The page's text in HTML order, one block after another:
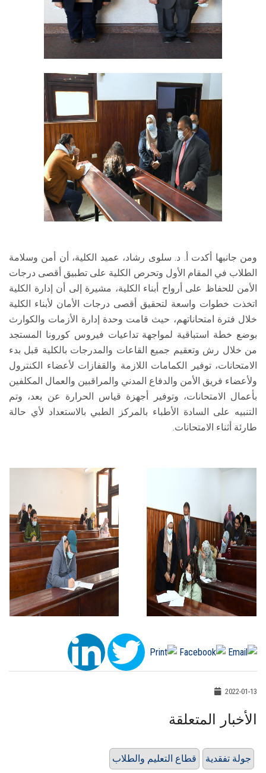
ومن جانبها أكدت أ. د. سلوى رشاد، عميد الكلية، أن أمن وسلامة
الطلاب في المقام الأول وتحرص الكلية على تطبيق أقصى درجات
الأمن للحفاظ على أرواح أبناء الكلية، مشيرة إلى أن إدارة الكلية
اتخذت خطوات واسعة لتحقيق أقصى درجات الأمان لأبناء الكلية
خلال فترة امتحاناتهم، حيث قامت وحدة إدارة الأزمات والكوارث
بوضع خطة استباقية لمواجهة تداعيات فيروس كورونا المستجد
من خلال رش وتعقيم جميع القاعات والمدرجات بالكلية قبل بدء
الامتحانات، توفير الكمامات اللازمة والقفازات لأعضاء الكنترول
ولأعضاء فريق الأمن والدفاع المدني والمراقبين والعمال المكلفين
بأعمال الامتحانات، وتوفير أجهزة قياس الحرارة عن بعد، وتم
التنبيه على السادة الأطباء بالمركز الطبي بالاستعداد لأي حالة
طارئة أثناء الامتحانات.
2022-01-13
الأخبار المتعلقة
قطاع التعليم والطلاب جولة تفقدية